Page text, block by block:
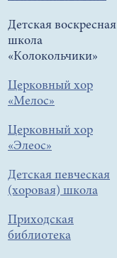
Детская воскресная
школа
«Колокольчики»
Церковный хор
«Мелос»
Церковный хор
«Элеос»
Детская певческая
(хоровая) школа
Приходская
библиотека